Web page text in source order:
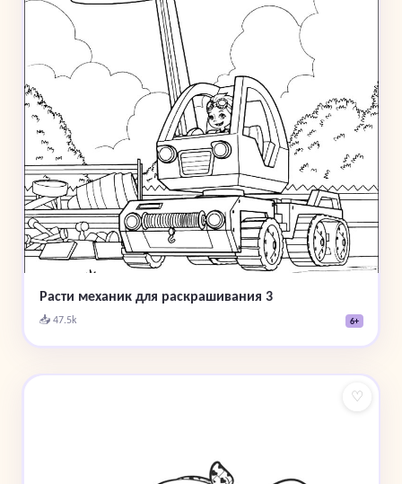
Расти механик для раскрашивания 3
📥 47.5k 6+
♡